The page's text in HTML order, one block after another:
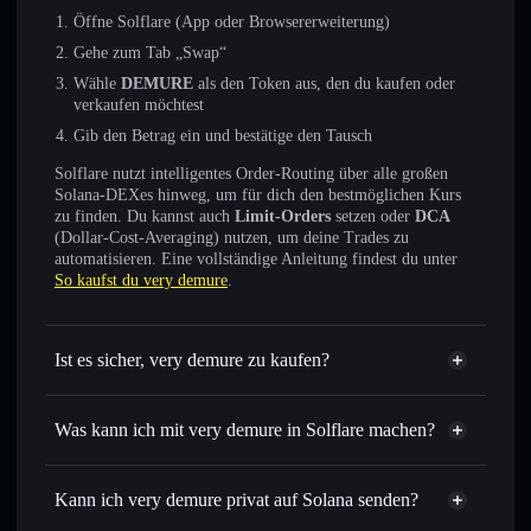
Öffne Solflare (App oder Browsererweiterung)
Gehe zum Tab „Swap“
Wähle DEMURE als den Token aus, den du kaufen oder
verkaufen möchtest
Gib den Betrag ein und bestätige den Tausch
Solflare nutzt intelligentes Order-Routing über alle großen
Solana-DEXes hinweg, um für dich den bestmöglichen Kurs
zu finden. Du kannst auch Limit-Orders setzen oder DCA
(Dollar-Cost-Averaging) nutzen, um deine Trades zu
automatisieren. Eine vollständige Anleitung findest du unter
So kaufst du very demure.
Ist es sicher, very demure zu kaufen?
very demure
nicht
Was kann ich mit very demure in Solflare machen?
very demure
Solflare-Wallet
Sofort tauschen– handle DEMURE gegen SOL, USDC
Kann ich very demure privat auf Solana senden?